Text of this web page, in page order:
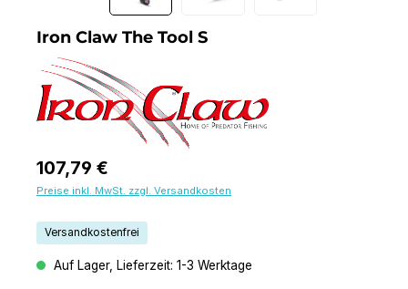
Iron Claw The Tool S
Regulärer Preis:
107,79 €
Preise inkl. MwSt. zzgl. Versandkosten
Versandkostenfrei
Auf Lager, Lieferzeit: 1-3 Werktage